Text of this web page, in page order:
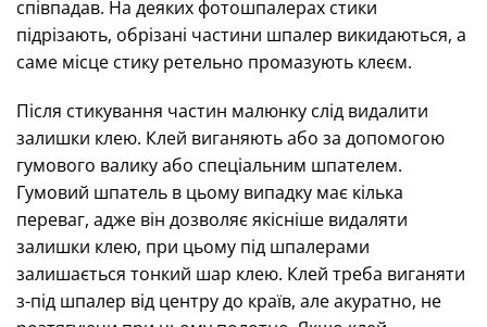
співпадав. На деяких фотошпалерах стики
підрізають, обрізані частини шпалер викидаються, а
саме місце стику ретельно промазують клеєм.
Після стикування частин малюнку слід видалити
залишки клею. Клей виганяють або за допомогою
гумового валику або спеціальним шпателем.
Гумовий шпатель в цьому випадку має кілька
переваг, адже він дозволяє якісніше видаляти
залишки клею, при цьому під шпалерами
залишається тонкий шар клею. Клей треба виганяти
з-під шпалер від центру до країв, але акуратно, не